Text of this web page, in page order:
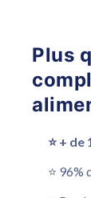
Plus
⭐️ + de
⭐️ 96%